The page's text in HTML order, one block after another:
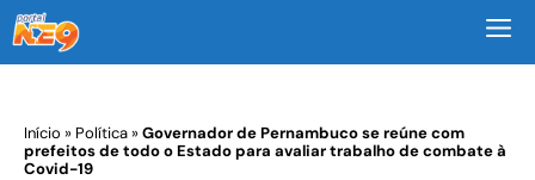
Início » Política»Governador de Pernambuco se reúne com
prefeitos de todo o Estado para avaliar trabalho de combate à
Covid-19